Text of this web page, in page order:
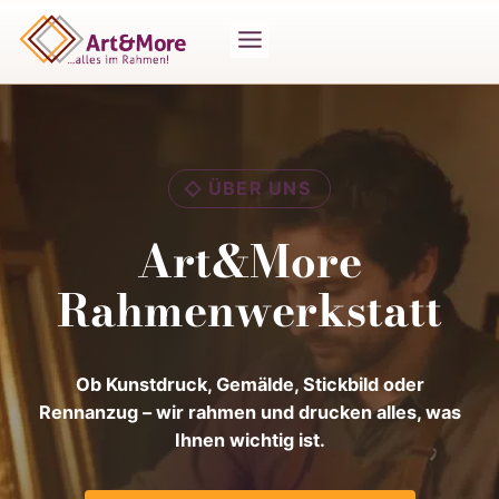
Inhalt
springen
ÜBER UNS
Art&More
Rahmenwerkstatt
Ob Kunstdruck, Gemälde, Stickbild oder
Rennanzug – wir rahmen und drucken alles, was
Ihnen wichtig ist.